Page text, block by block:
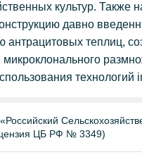
культур. Также
давно
антрацитовых теплиц,
микроклонального
технологий
ЦБ РФ № 3349)